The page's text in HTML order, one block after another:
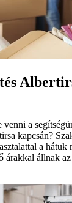
venni a
kapcsán?
a hátuk
árakkal állnak